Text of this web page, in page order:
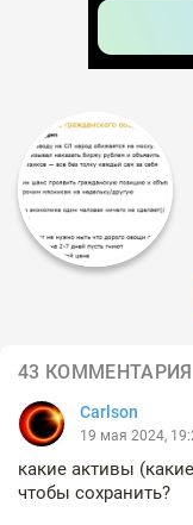
43 КОММЕНТАРИЯ
Carlson
19 мая 2024,
какие активы
чтобы сохранить?